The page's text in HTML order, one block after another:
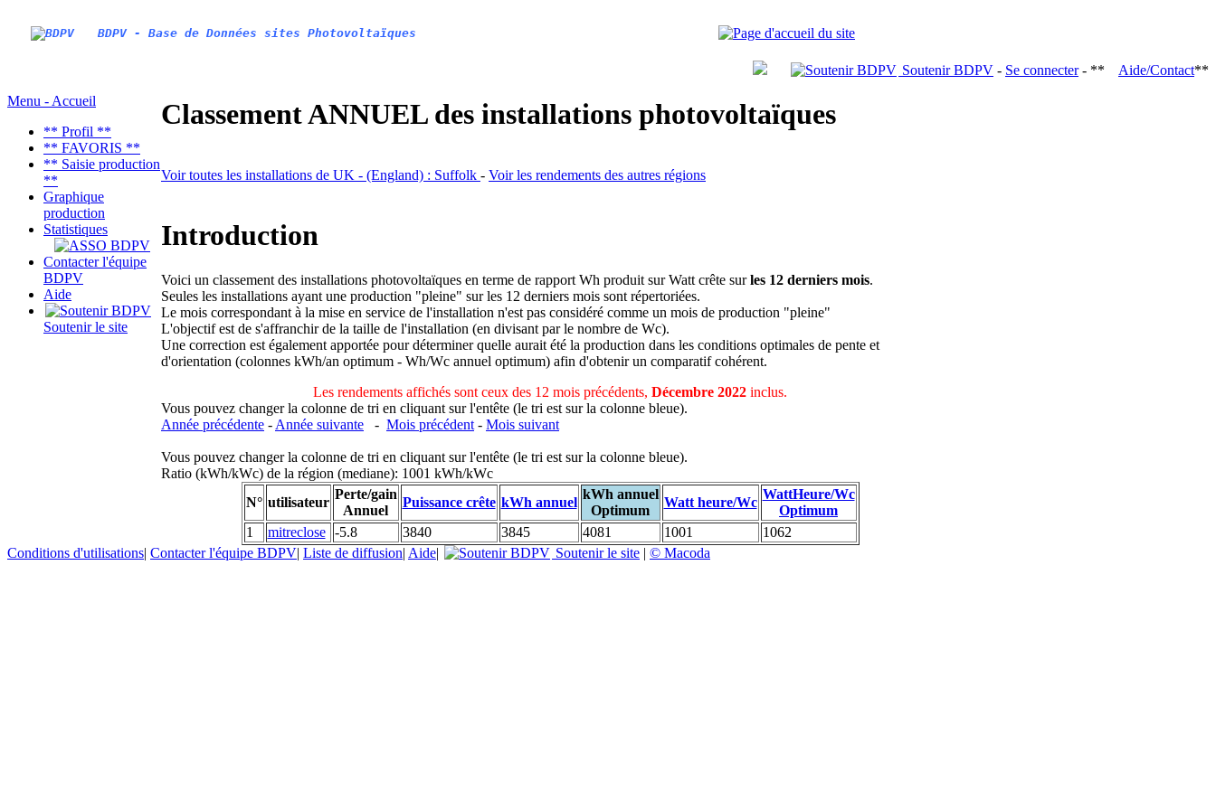
BDPV - Base de Données sites Photovoltaïques
Soutenir BDPV - Se connecter- ** Aide/Contact**
Menu - Accueil
** Profil **
** FAVORIS **
** Saisie production
**
Graphique
production
Statistiques
Contacter l'équipe
BDPV
Aide
Soutenir le site
Classement ANNUEL des installations photovoltaïques
Voir toutes les installations de UK - (England) : Suffolk - Voir les rendements des autres régions
Introduction
Voici un classement des installations photovoltaïques en terme de rapport Wh produit sur Watt crête surles 12 derniers mois.
Seules les installations ayant une production "pleine" sur les 12 derniers mois sont répertoriées.
Le mois correspondant à la mise en service de l'installation n'est pas considéré comme un mois de production "pleine"
L'objectif est de s'affranchir de la taille de l'installation (en divisant par le nombre de Wc).
Une correction est également apportée pour déterminer quelle aurait été la production dans les conditions optimales de pente et
d'orientation (colonnes kWh/an optimum - Wh/Wc annuel optimum) afin d'obtenir un comparatif cohérent.
Les rendements affichés sont ceux des 12 mois précédents, Décembre 2022 inclus.
Vous pouvez changer la colonne de tri en cliquant sur l'entête (le tri est sur la colonne bleue).
Année précédente - Année suivante - Mois précédent - Mois suivant
Vous pouvez changer la colonne de tri en cliquant sur l'entête (le tri est sur la colonne bleue).
Ratio (kWh/kWc) de la région (mediane): 1001 kWh/kWc
N° utilisateur
Perte/gain
Annuel
Puissance crête kWh annuel
kWh annuel
Optimum
Watt heure/Wc
WattHeure/Wc
Optimum
1
mitreclose -5.8 3840 3845 4081 1001
1062
Conditions d'utilisations| Contacter l'équipe BDPV| Liste de diffusion| Aide| Soutenir le site | © Macoda